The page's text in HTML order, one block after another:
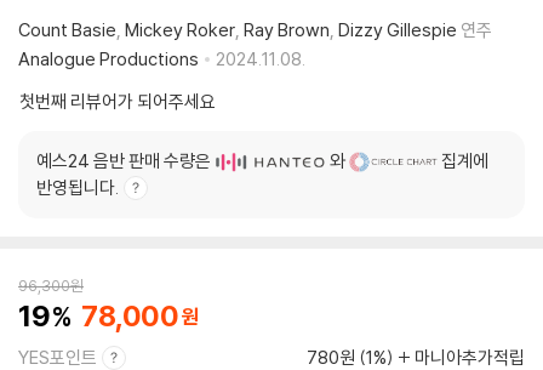
Count Basie Mickey Roker Ray Brown Dizzy Gillespie 연주
Analogue Productions
2024.11.08.
첫번째 리뷰어가 되어주세요
예스24 음반 판매 수량은 와
집계에
반영됩니다.
96,300원
19 78,000
YES포인트 780원 (1%) 마니아추가적립